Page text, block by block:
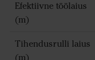
Efektiivne töölaius
(m)
Tihendusrulli laius
(m)